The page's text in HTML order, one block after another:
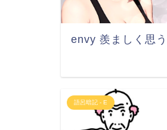
envy 羨ましく思う
語呂暗記 - E